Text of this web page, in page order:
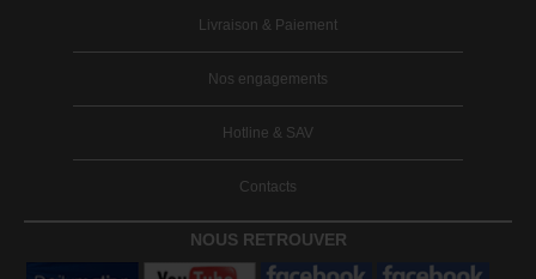
Livraison & Paiement
Nos engagements
Hotline & SAV
Contacts
NOUS RETROUVER